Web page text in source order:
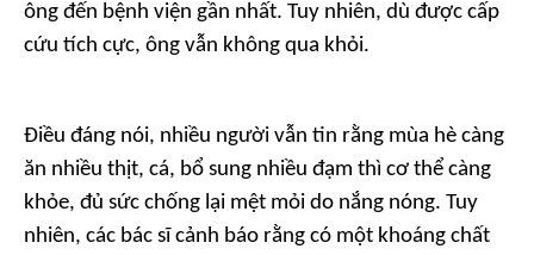
ông đến bệnh viện gần nhất. Tuy nhiên, dù được cấp
cứu tích cực, ông vẫn không qua khỏi.
Điều đáng nói, nhiều người vẫn tin rằng mùa hè càng
ăn nhiều thịt, cá, bổ sung nhiều đạm thì cơ thể càng
khỏe, đủ sức chống lại mệt mỏi do nắng nóng. Tuy
nhiên, các bác sĩ cảnh báo rằng có một khoáng chất